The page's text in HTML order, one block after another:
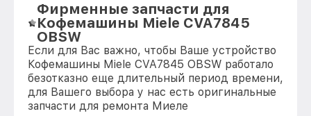
Фирменные запчасти для
Кофемашины Miele CVA7845
OBSW
Если для Вас важно, чтобы Ваше устройство
Кофемашины Miele CVA7845 OBSW работало
безотказно еще длительный период времени,
для Вашего выбора у нас есть оригинальные
запчасти для ремонта Миеле